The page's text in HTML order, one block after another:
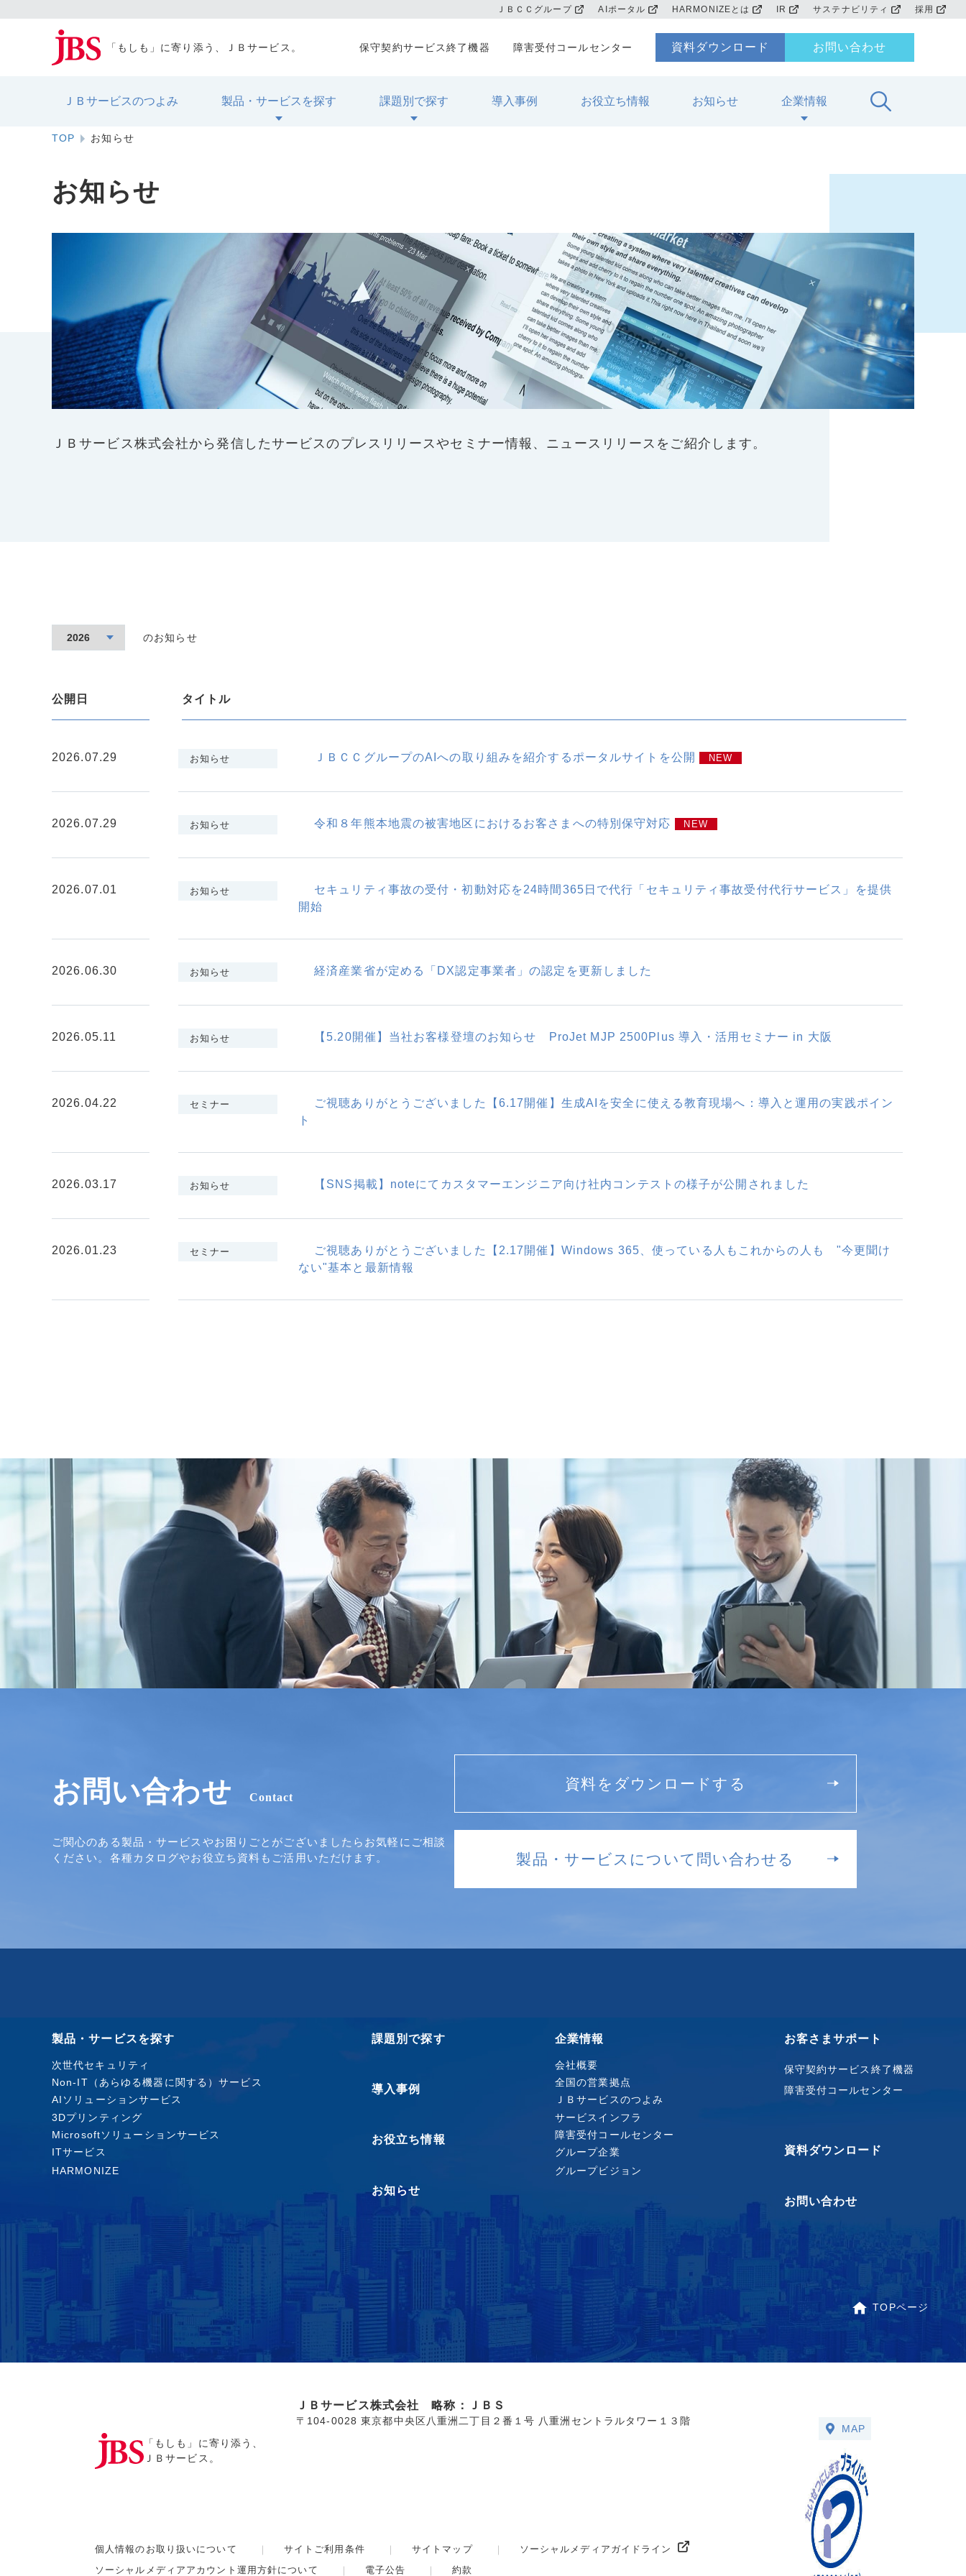
ＪＢＣＣグループ AIポータル HARMONIZEとは IR サステナビリティ 採用
「もしも」に寄り添う、ＪＢサービス。
ＪＢサービスのつよみ 製品・サービスを探す 課題別で探す 導入事例 お役立ち情報 お知らせ 企業情報
資料ダウンロード お問い合わせ
保守契約サービス終了機器 障害受付コールセンター
TOP お知らせ
お知らせ
ＪＢサービス株式会社から発信したサービスのプレスリリースやセミナー情報、ニュースリリースをご紹介します。
のお知らせ
公開日 タイトル
2026.07.29 お知らせ ＪＢＣＣグループのAIへの取り組みを紹介するポータルサイトを公開 NEW
2026.07.29 お知らせ 令和８年熊本地震の被害地区におけるお客さまへの特別保守対応 NEW
2026.07.01 お知らせ
セキュリティ事故の受付・初動対応を24時間365日で代行「セキュリティ事故受付代行サービス」を提供
開始
2026.06.30 お知らせ 経済産業省が定める「DX認定事業者」の認定を更新しました
2026.05.11 お知らせ 【5.20開催】当社お客様登壇のお知らせ ProJet MJP 2500Plus 導入・活用セミナー in 大阪
2026.04.22 セミナー
ご視聴ありがとうございました【6.17開催】生成AIを安全に使える教育現場へ：導入と運用の実践ポイン
ト
2026.03.17 お知らせ 【SNS掲載】noteにてカスタマーエンジニア向け社内コンテストの様子が公開されました
2026.01.23 セミナー
ご視聴ありがとうございました【2.17開催】Windows 365、使っている人もこれからの人も "今更聞け
ない"基本と最新情報
お問い合わせ Contact
ご関心のある製品・サービスやお困りごとがございましたらお気軽にご相談
ください。各種カタログやお役立ち資料もご活用いただけます。
資料をダウンロードする
製品・サービスについて問い合わせる
製品・サービスを探す
次世代セキュリティ
Non-IT（あらゆる機器に関する）サービス
AIソリューションサービス
3Dプリンティング
Microsoftソリューションサービス
ITサービス
HARMONIZE
課題別で探す
導入事例
お役立ち情報
お知らせ
企業情報
会社概要
全国の営業拠点
ＪＢサービスのつよみ
サービスインフラ
障害受付コールセンター
グループ企業
グループビジョン
お客さまサポート
保守契約サービス終了機器
障害受付コールセンター
資料ダウンロード
お問い合わせ
TOPページ
「もしも」に寄り添う、
ＪＢサービス。
ＪＢサービス株式会社 略称：ＪＢＳ
〒104-0028 東京都中央区八重洲二丁目２番１号 八重洲セントラルタワー１３階
MAP
個人情報のお取り扱いについて サイトご利用条件 サイトマップ
ソーシャルメディアガイドライン
ソーシャルメディアアカウント運用方針について
電子公告 約款